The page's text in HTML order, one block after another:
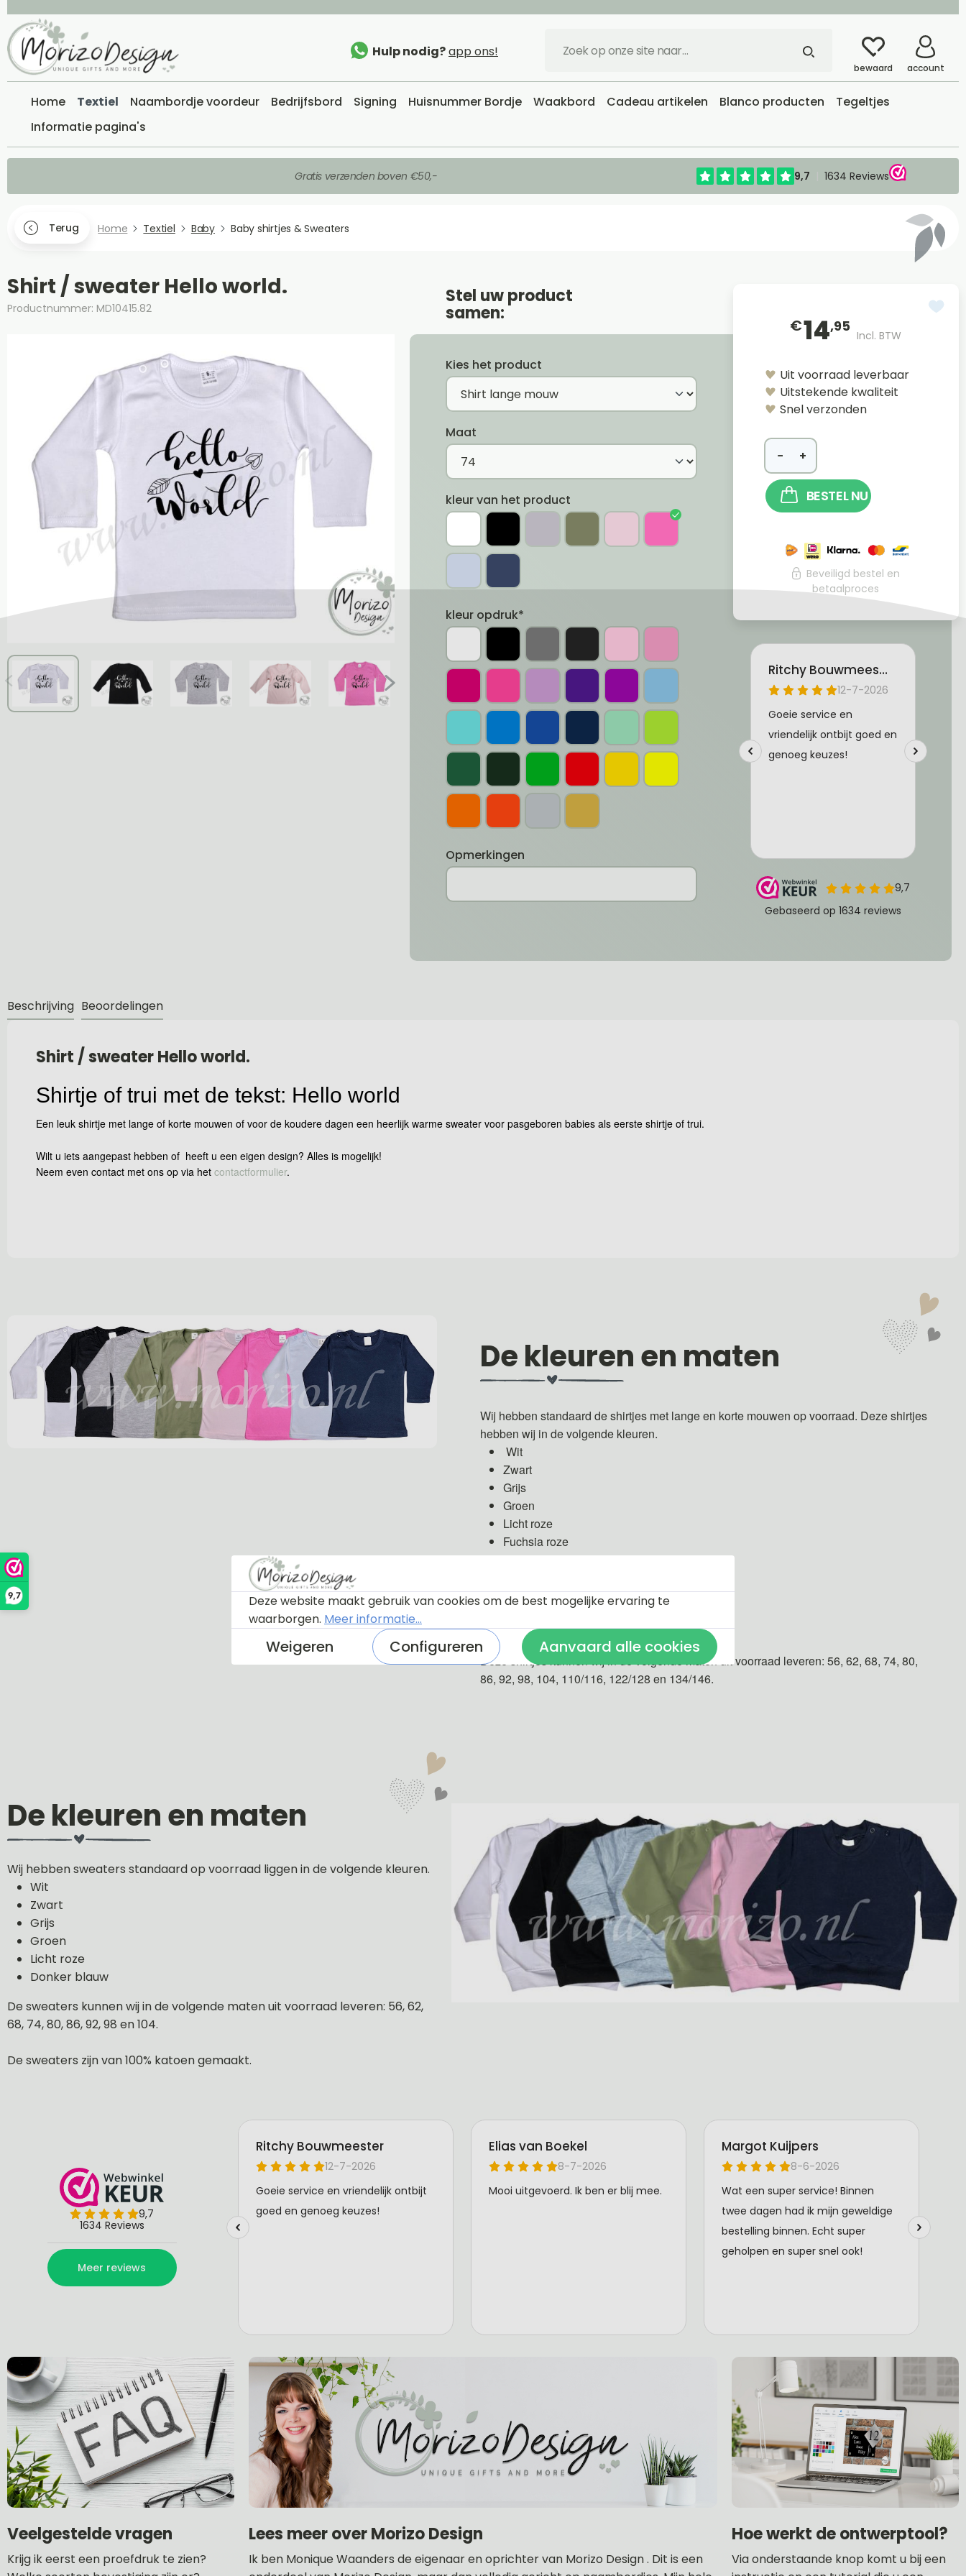
9,7
Hulp nodig?app ons!
bewaard account
Home Textiel Naambordje voordeur Bedrijfsbord Signing Huisnummer Bordje Waakbord Cadeau artikelen Blanco producten
Tegeltjes
Informatie pagina's
Gratis verzenden boven €50,-
Terug Home Textiel Baby Baby shirtjes & Sweaters
Shirt / sweater Hello world.
Productnummer: MD10415.82
Stel uw product
samen:
Kies het product
Maat
kleur van het product
kleur opdruk*
Opmerkingen
€14,95
Incl. BTW
Uit voorraad leverbaar
Uitstekende kwaliteit
Snel verzonden
− +
BESTEL NU
Beveiligd bestel en
betaalproces
Beschrijving Beoordelingen
Shirt / sweater Hello world.
Shirtje of trui met de tekst: Hello world
Een leuk shirtje met lange of korte mouwen of voor de koudere dagen een heerlijk warme sweater voor pasgeboren babies als eerste shirtje of trui.
Wilt u iets aangepast hebben of heeft u een eigen design? Alles is mogelijk!
Neem even contact met ons op via het contactformulier.
De kleuren en maten
Wij hebben standaard de shirtjes met lange en korte mouwen op voorraad. Deze shirtjes
hebben wij in de volgende kleuren.
Wit
Zwart
Grijs
Groen
Licht roze
Fuchsia roze
Licht blauw
De shirtjes zijn van 100% katoen gemaakt.
Deze shirtjes kunnen wij in de volgende maten uit voorraad leveren: 56, 62, 68, 74, 80,
86, 92, 98, 104, 110/116, 122/128 en 134/146.
De kleuren en maten
Wij hebben sweaters standaard op voorraad liggen in de volgende kleuren.
Wit
Zwart
Grijs
Groen
Licht roze
Donker blauw
De sweaters kunnen wij in de volgende maten uit voorraad leveren: 56, 62,
68, 74, 80, 86, 92, 98 en 104.
De sweaters zijn van 100% katoen gemaakt.
Veelgestelde vragen
Krijg ik eerst een proefdruk te zien?
Lees meer over Morizo Design
Ik ben Monique Waanders de eigenaar en oprichter van Morizo Design . Dit is een
Hoe werkt de ontwerptool?
Via onderstaande knop komt u bij een
Deze website maakt gebruik van cookies om de best mogelijke ervaring te
waarborgen. Meer informatie...
Weigeren Configureren Aanvaard alle cookies